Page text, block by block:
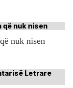
nuk nisen